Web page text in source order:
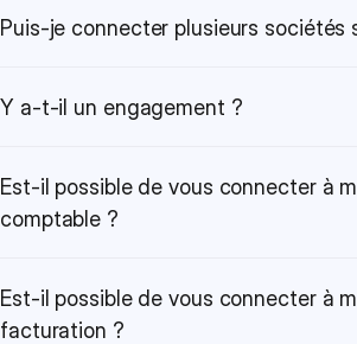
Puis-je connecter plusieurs sociétés
Y a-t-il un engagement ?
Est-il possible de vous connecter à
comptable ?
Est-il possible de vous connecter à
facturation ?